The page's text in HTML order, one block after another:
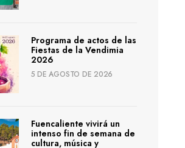
Programa de actos de las
Fiestas de la Vendimia
2026
5 DE AGOSTO DE 2026
Fuencaliente vivirá un
intenso fin de semana de
cultura, música y